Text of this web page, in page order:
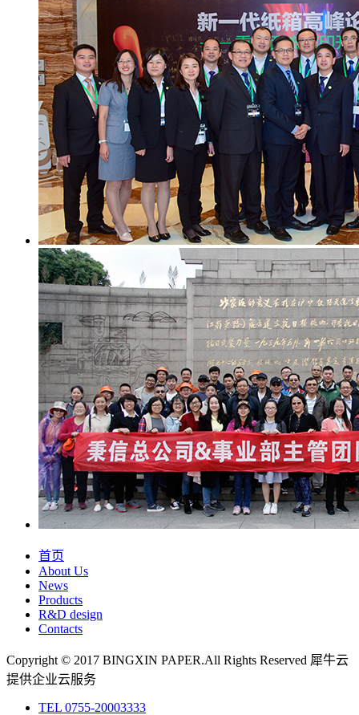
首页
About Us
News
Products
R&D design
Contacts
Copyright © 2017 BINGXIN PAPER.All Rights Reserved 犀牛云
提供企业云服务
TEL 0755-20003333